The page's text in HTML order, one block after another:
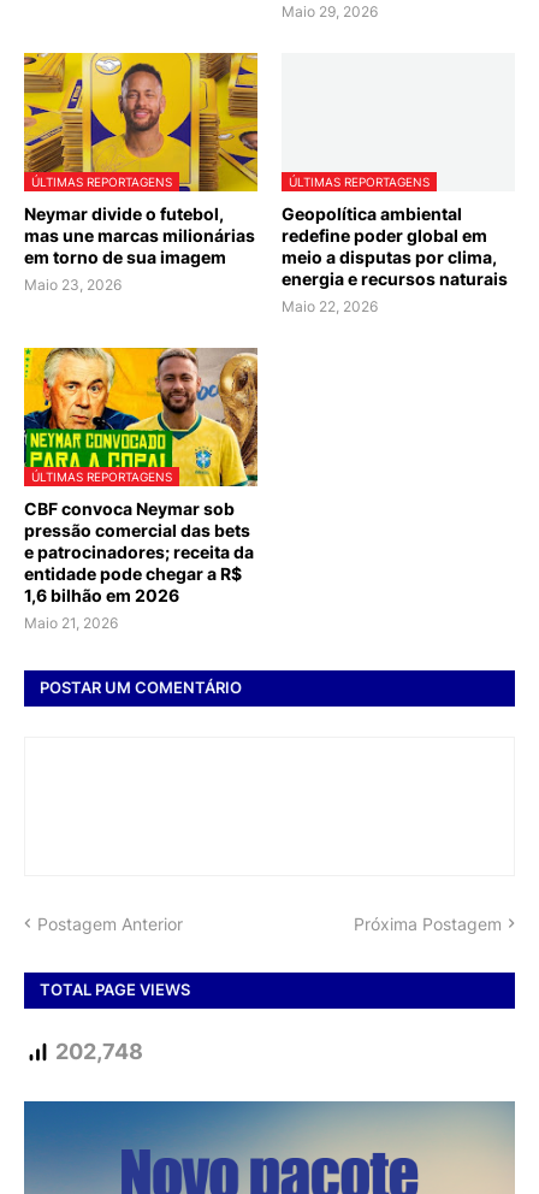
Maio 29, 2026
ÚLTIMAS REPORTAGENS
Neymar divide o futebol,
mas une marcas milionárias
em torno de sua imagem
Maio 23, 2026
ÚLTIMAS REPORTAGENS
Geopolítica ambiental
redefine poder global em
meio a disputas por clima,
energia e recursos naturais
Maio 22, 2026
ÚLTIMAS REPORTAGENS
CBF convoca Neymar sob
pressão comercial das bets
e patrocinadores; receita da
entidade pode chegar a R$
1,6 bilhão em 2026
Maio 21, 2026
POSTAR UM COMENTÁRIO
Postagem Anterior Próxima Postagem
TOTAL PAGE VIEWS
202,748